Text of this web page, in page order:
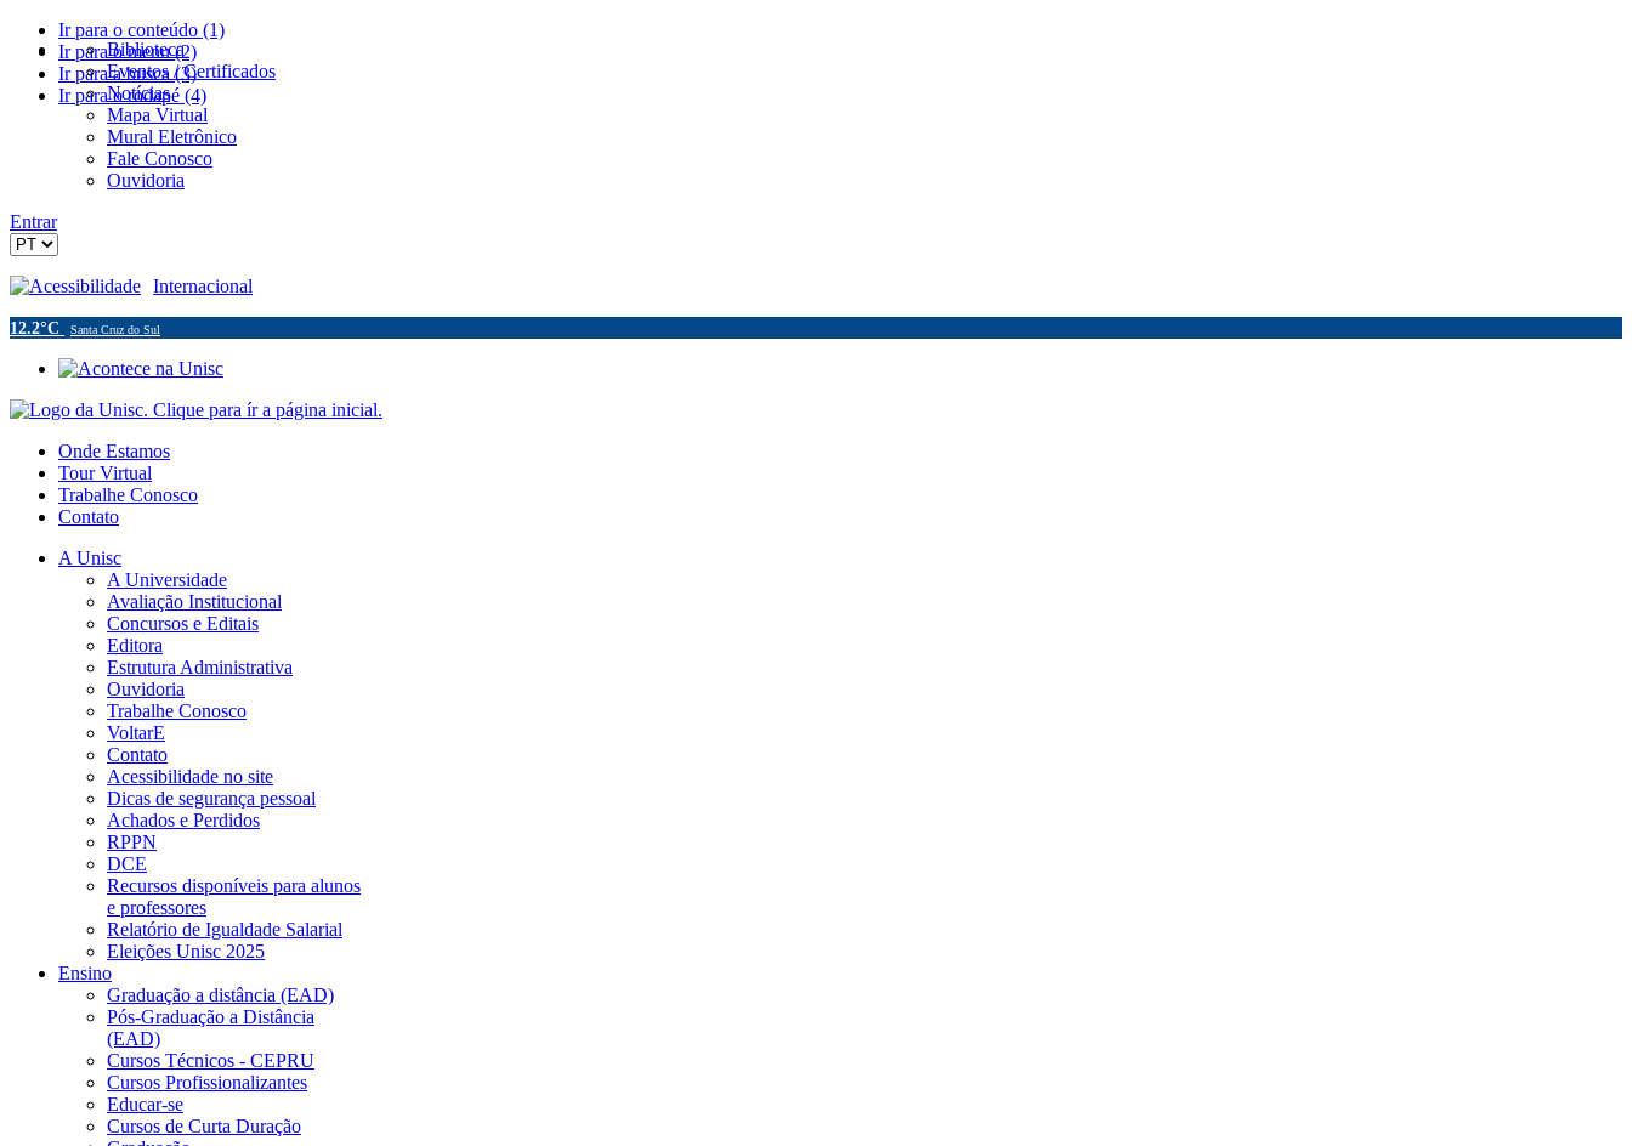
Ir para o conteúdo (1)
Ir para o menu (2)
Ir para a busca (3)
Ir para o rodapé (4)
Biblioteca
Eventos / Certificados
Notícias
Mapa Virtual
Mural Eletrônico
Fale Conosco
Ouvidoria
Entrar
Acessibilidade Internacional
12.2°C Santa Cruz do Sul
Onde Estamos
Tour Virtual
Trabalhe Conosco
Contato
A Unisc
A Universidade
Avaliação Institucional
Concursos e Editais
Editora
Estrutura Administrativa
Ouvidoria
Trabalhe Conosco
VoltarE
Contato
Acessibilidade no site
Dicas de segurança pessoal
Achados e Perdidos
RPPN
DCE
Recursos disponíveis para alunos
e professores
Relatório de Igualdade Salarial
Eleições Unisc 2025
Ensino
Graduação a distância (EAD)
Pós-Graduação a Distância
(EAD)
Cursos Técnicos - CEPRU
Cursos Profissionalizantes
Educar-se
Cursos de Curta Duração